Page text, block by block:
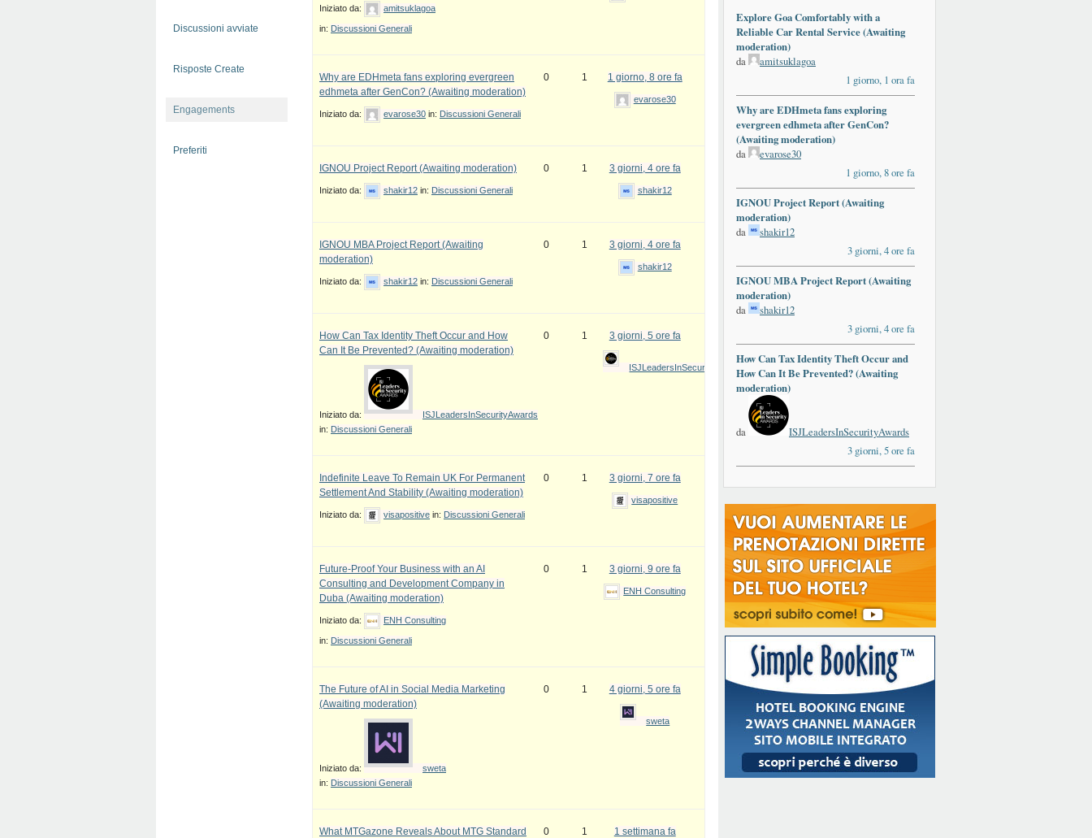
Discussioni avviate
Risposte Create
Engagements
Preferiti
Iniziato da: amitsuklagoa
in: Discussioni Generali
Why are EDHmeta fans exploring evergreen
edhmeta after GenCon? (Awaiting moderation)
Iniziato da: evarose30 in: Discussioni Generali
0 1 1 giorno, 8 ore fa
evarose30
IGNOU Project Report (Awaiting moderation)
Iniziato da: shakir12 in: Discussioni Generali
0 1 3 giorni, 4 ore fa
shakir12
IGNOU MBA Project Report (Awaiting
moderation)
Iniziato da: shakir12 in: Discussioni Generali
0 1 3 giorni, 4 ore fa
shakir12
How Can Tax Identity Theft Occur and How
Can It Be Prevented? (Awaiting moderation)
Iniziato da:
ISJLeadersInSecurityAwards
in: Discussioni Generali
0 1 3 giorni, 5 ore fa
ISJLeadersInSecurityAwards
Indefinite Leave To Remain UK For Permanent
Settlement And Stability (Awaiting moderation)
Iniziato da: visapositive in: Discussioni Generali
0 1 3 giorni, 7 ore fa
visapositive
Future-Proof Your Business with an AI
Consulting and Development Company in
Duba (Awaiting moderation)
Iniziato da: ENH Consulting
in: Discussioni Generali
0 1 3 giorni, 9 ore fa
ENH Consulting
The Future of AI in Social Media Marketing
(Awaiting moderation)
Iniziato da:
sweta
in: Discussioni Generali
0 1 4 giorni, 5 ore fa
sweta
What MTGazone Reveals About MTG Standard
0 1 1 settimana fa
Explore Goa Comfortably with a
Reliable Car Rental Service (Awaiting
moderation)
da
amitsuklagoa
1 giorno, 1 ora fa
Why are EDHmeta fans exploring
evergreen edhmeta after GenCon?
(Awaiting moderation)
da
evarose30
1 giorno, 8 ore fa
IGNOU Project Report (Awaiting
moderation)
da
shakir12
3 giorni, 4 ore fa
IGNOU MBA Project Report (Awaiting
moderation)
da
shakir12
3 giorni, 4 ore fa
How Can Tax Identity Theft Occur and
How Can It Be Prevented? (Awaiting
moderation)
da
ISJLeadersInSecurityAwards
3 giorni, 5 ore fa